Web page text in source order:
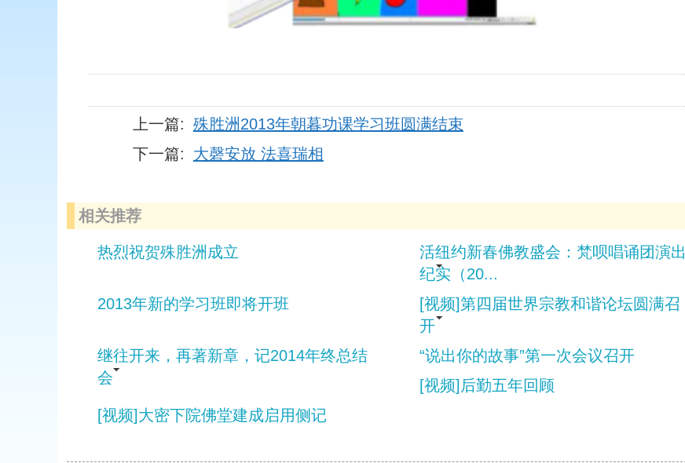
上一篇: 殊胜洲2013年朝暮功课学习班圆满结束
下一篇:
大磬安放 法喜瑞相
相关推荐
热烈祝贺殊胜洲成立
活纽约新春佛教盛会：梵呗唱诵团演出
纪实（20...
2013年新的学习班即将开班
[视频]第四届世界宗教和谐论坛圆满召
开
继往开来，再著新章，记2014年终总结
会
“说出你的故事”第一次会议召开
[视频]后勤五年回顾
[视频]大密下院佛堂建成启用侧记